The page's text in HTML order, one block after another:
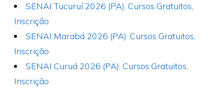
SENAI Tucuruí 2026 (PA): Cursos Gratuitos,
Inscrição
SENAI Marabá 2026 (PA): Cursos Gratuitos,
Inscrição
SENAI Curuá 2026 (PA): Cursos Gratuitos,
Inscrição